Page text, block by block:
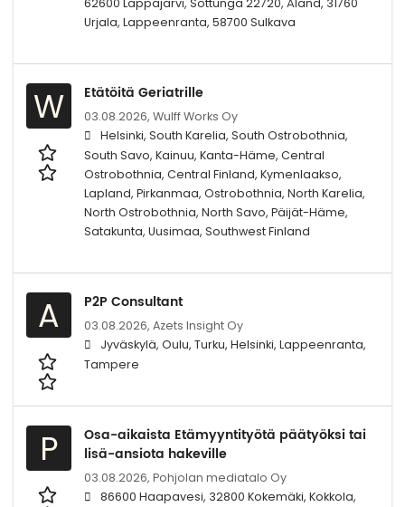
Urjala, Lappeenranta, 58700 Sulkava
W Etätöitä Geriatrille
03.08.2026, Wulff Works Oy
Helsinki, South Karelia, South Ostrobothnia,
South Savo, Kainuu, Kanta-Häme, Central
Ostrobothnia, Central Finland, Kymenlaakso,
Lapland, Pirkanmaa, Ostrobothnia, North Karelia,
North Ostrobothnia, North Savo, Päijät-Häme,
Satakunta, Uusimaa, Southwest Finland
A P2P Consultant
03.08.2026, Azets Insight Oy
Jyväskylä, Oulu, Turku, Helsinki, Lappeenranta,
Tampere
P
Osa-aikaista Etämyyntityötä päätyöksi tai
lisä-ansiota hakeville
03.08.2026, Pohjolan mediatalo Oy
86600 Haapavesi, 32800 Kokemäki, Kokkola,